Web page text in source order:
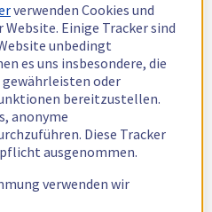
verwenden Cookies und
Einige Tracker sind
unbedingt
es uns insbesondere, die
gewährleisten oder
bereitzustellen.
anonyme
Diese Tracker
ausgenommen.
verwenden wir